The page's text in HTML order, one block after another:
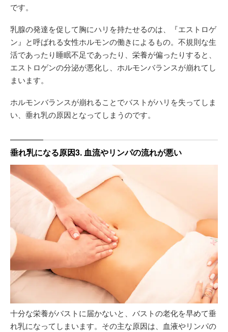
です。
乳腺の発達を促して胸にハリを持たせるのは、『エストロゲ
ン』と呼ばれる女性ホルモンの働きによるもの。不規則な生
活であったり睡眠不足であったり、栄養が偏ったりすると、
エストロゲンの分泌が悪化し、ホルモンバランスが崩れてし
まいます。
ホルモンバランスが崩れることでバストがハリを失ってしま
い、垂れ乳の原因となってしまうのです。
垂れ乳になる原因3. 血流やリンパの流れが悪い
十分な栄養がバストに届かないと、バストの老化を早めて垂
れ乳になってしまいます。その主な原因は、血液やリンパの